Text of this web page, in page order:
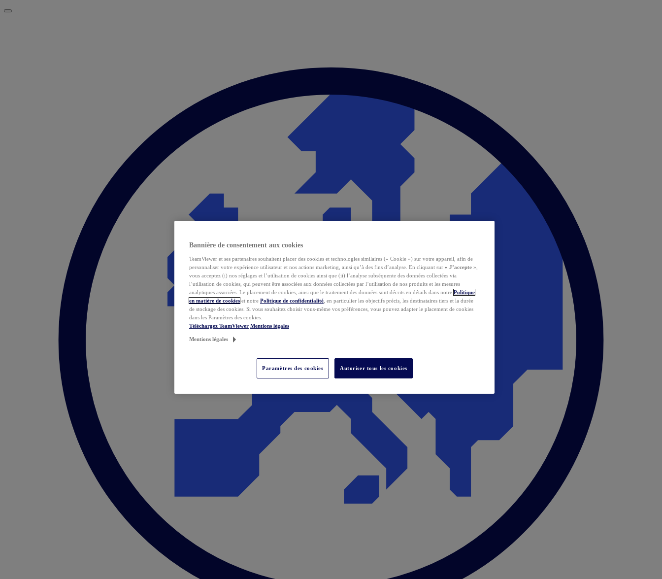
Bannière de consentement aux cookies
TeamViewer et ses partenaires souhaitent placer des cookies et technologies similaires (« Cookie ») sur votre appareil, afin de
personnaliser votre expérience utilisateur et nos actions marketing, ainsi qu’à des fins d’analyse. En cliquant sur « J’accepte »
vous acceptez (i) nos réglages et l’utilisation de cookies ainsi que (ii) l’analyse subséquente des données collectées via
l’utilisation de cookies, qui peuvent être associées aux données collectées par l’utilisation de nos produits et les mesures
analytiques associées. Le placement de cookies, ainsi que le traitement des données sont décrits en détails dans notre Politique
en matière de cookies et notre Politique de confidentialité , en particulier les objectifs précis, les destinataires tiers et la durée
de stockage des cookies. Si vous souhaitez choisir vous-même vos préférences, vous pouvez adapter le placement de cookies
dans les Paramètres des cookies.
Téléchargez TeamViewer Mentions légales
Mentions légales
Paramètres des cookies Autoriser tous les cookies